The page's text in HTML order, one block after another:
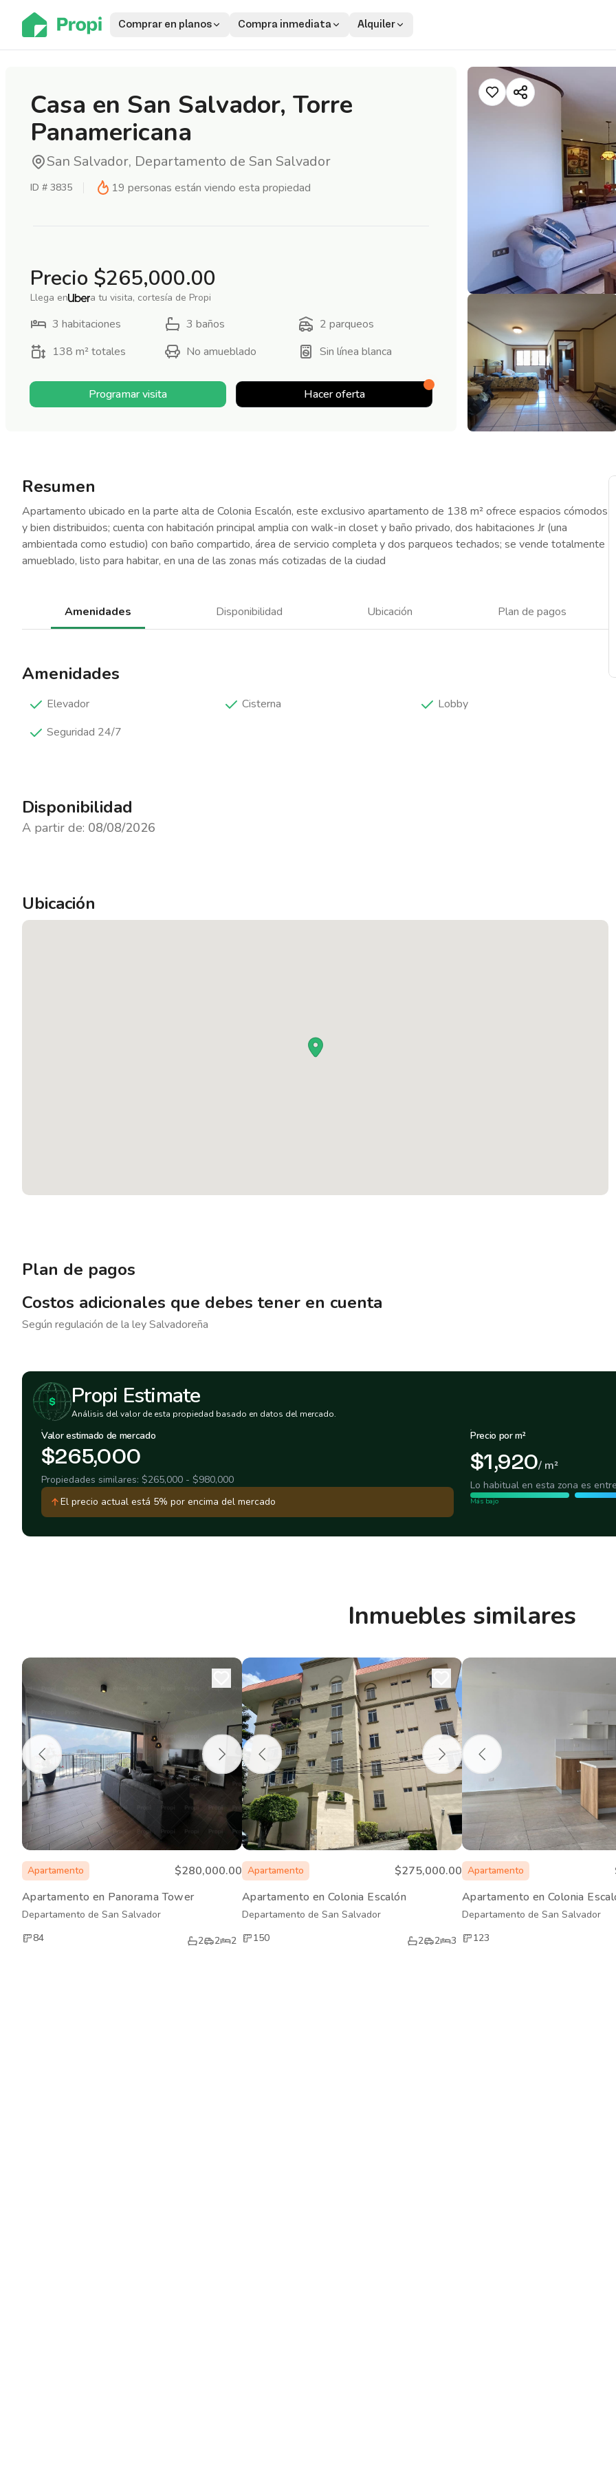
Comprar en planos Compra inmediata Alquiler
Casa en San Salvador, Torre
Panamericana
San Salvador, Departamento de San Salvador
ID # 3835 19 personas están viendo esta propiedad
Precio $265,000.00
Llega en a tu visita, cortesía de Propi
3 habitaciones 3 baños 2 parqueos
138 m²totales No amueblado Sin línea blanca
Programar visita Hacer oferta
Resumen
Apartamento ubicado en la parte alta de Colonia Escalón, este exclusivo apartamento de 138 m² ofrece espacios cómodos
y bien distribuidos; cuenta con habitación principal amplia con walk-in closet y baño privado, dos habitaciones Jr (una
ambientada como estudio) con baño compartido, área de servicio completa y dos parqueos techados; se vende totalmente
amueblado, listo para habitar, en una de las zonas más cotizadas de la ciudad
Amenidades Disponibilidad Ubicación Plan de pagos
Amenidades
Elevador Cisterna
Lobby
Seguridad 24/7
Disponibilidad
A partir de: 08/08/2026
Ubicación
Plan de pagos
Costos adicionales que debes tener en cuenta
Según regulación de la leySalvadoreña
Propi Estimate
Análisis del valor de esta propiedad basado en datos del mercado.
Valor estimado de mercado
$265,000
Propiedades similares: $265,000 - $980,000
El precio actual está 5% por encima del mercado
Precio por m²
$1,920/ m²
Lo habitual en esta zona es entre
Más bajo
Inmuebles similares
Apartamento
$280,000.00
Apartamento en Panorama Tower
Departamento de San Salvador
84
2 2 2
Apartamento
$275,000.00
Apartamento en Colonia Escalón
Departamento de San Salvador
150
2 2 3
Apartamento
Apartamento en Colonia
Departamento de San Salvador
123